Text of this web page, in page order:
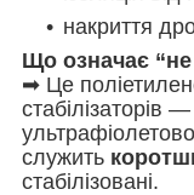
накриття
Що означає “не
➡ Це
стабілізаторів
служить
стабілізовані.